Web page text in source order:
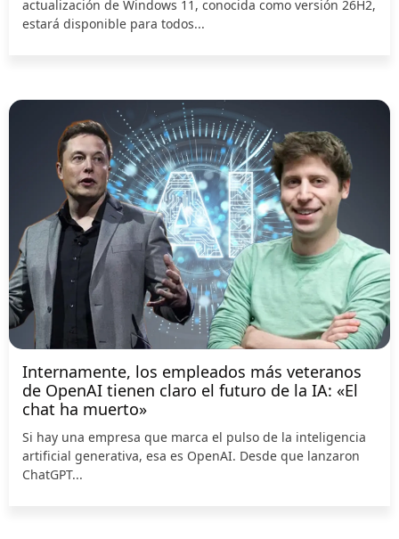
actualización de Windows 11, conocida como versión 26H2,
estará disponible para todos...
Internamente, los empleados más veteranos
de OpenAI tienen claro el futuro de la IA: «El
chat ha muerto»
Si hay una empresa que marca el pulso de la inteligencia
artificial generativa, esa es OpenAI. Desde que lanzaron
ChatGPT...